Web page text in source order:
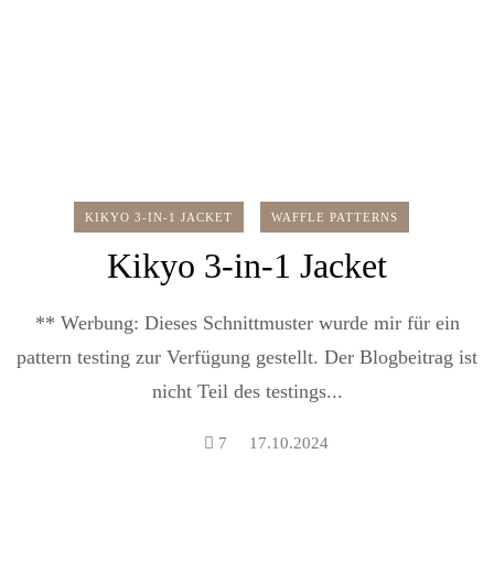
KIKYO 3-IN-1 JACKET WAFFLE PATTERNS
Kikyo 3-in-1 Jacket
** Werbung: Dieses Schnittmuster wurde mir für ein
pattern testing zur Verfügung gestellt. Der Blogbeitrag ist
nicht Teil des testings...
7 17.10.2024